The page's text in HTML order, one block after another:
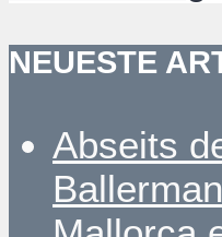
NEUESTE
Abseits